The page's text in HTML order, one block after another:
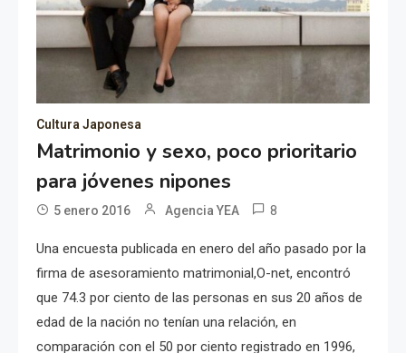
Cultura Japonesa
Matrimonio y sexo, poco prioritario
para jóvenes nipones
5 enero 2016 Agencia YEA 8
Una encuesta publicada en enero del año pasado por la
firma de asesoramiento matrimonial,O-net, encontró
que 74.3 por ciento de las personas en sus 20 años de
edad de la nación no tenían una relación, en
comparación con el 50 por ciento registrado en 1996,